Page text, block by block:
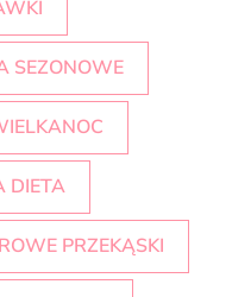
SEZONOWE
DIETA
PRZEKĄSKI